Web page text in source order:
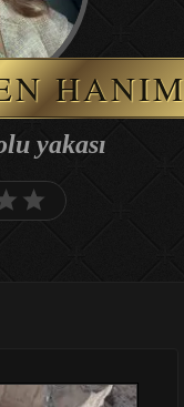
HANIM
yakası